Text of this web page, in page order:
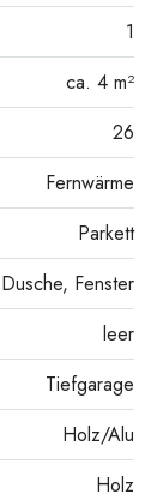
1
ca. 4 m²
26
Fernwärme
Parkett
Dusche, Fenster
leer
Tiefgarage
Holz/Alu
Holz